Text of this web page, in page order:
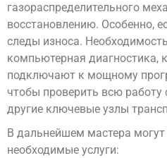
газораспределительного
восстановлению. Особенно,
следы износа.
компьютерная диагностика,
подключают к мощному
чтобы проверить всю работу
другие ключевые узлы
В дальнейшем мастера могут
необходимые услуги: